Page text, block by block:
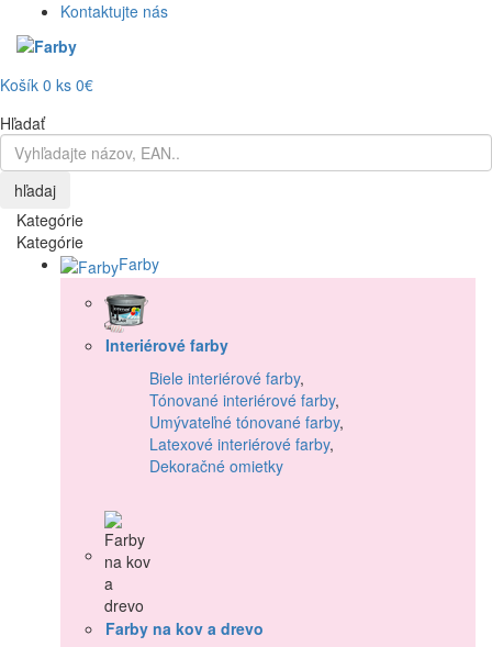
Kontaktujte nás
Košík 0 ks 0€
Hľadať
hľadaj
Kategórie
Kategórie
Farby
Interiérové farby
Biele interiérové farby,
Tónované interiérové farby,
Umývateľné tónované farby,
Latexové interiérové farby,
Dekoračné omietky
Farby na kov a drevo